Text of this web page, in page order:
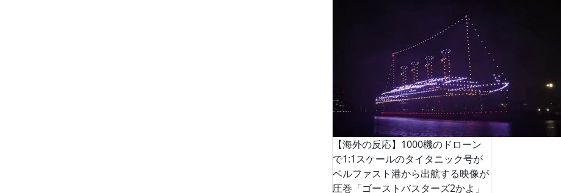
【海外の反応】1000機のドローン
で1:1スケールのタイタニック号が
ベルファスト港から出航する映像が
圧巻「ゴーストバスターズ2かよ」